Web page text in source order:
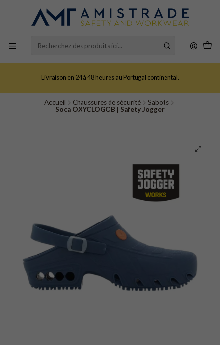
Livraison en 24 à 48 heures au Portugal continental.
Accueil Chaussures de sécurité
Sabots
Soca OXYCLOGOB | Safety Jogger